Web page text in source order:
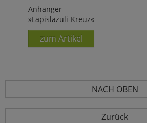
Anhänger
»Lapislazuli-Kreuz«
zum Artikel
NACH OBEN
Zurück